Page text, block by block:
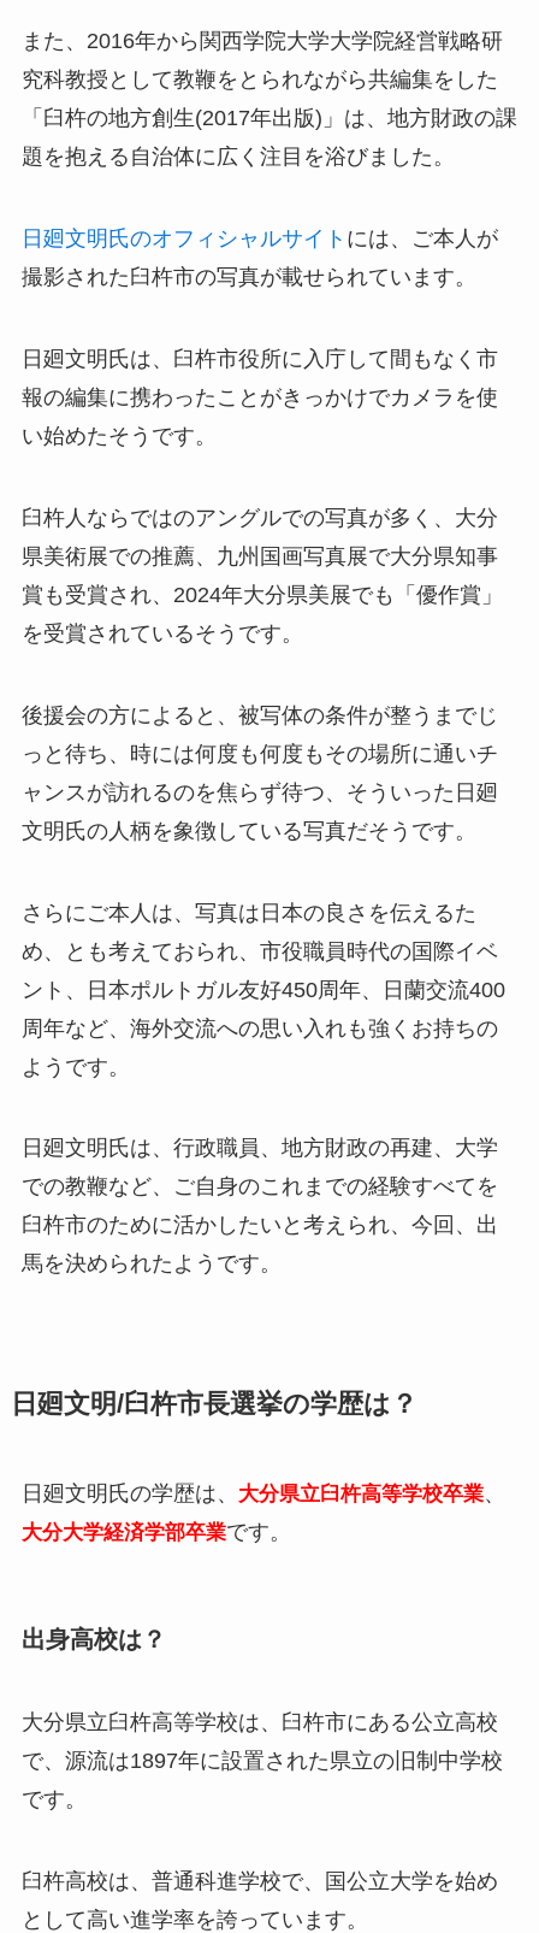
また、2016年から関西学院大学大学院経営戦略研
究科教授として教鞭をとられながら共編集をした
「臼杵の地方創生(2017年出版)」は、地方財政の課
題を抱える自治体に広く注目を浴びました。
日廻文明氏のオフィシャルサイト には、ご本人が
撮影された臼杵市の写真が載せられています。
日廻文明氏は、臼杵市役所に入庁して間もなく市
報の編集に携わったことがきっかけでカメラを使
い始めたそうです。
臼杵人ならではのアングルでの写真が多く、大分
県美術展での推薦、九州国画写真展で大分県知事
賞も受賞され、2024年大分県美展でも「優作賞」
を受賞されているそうです。
後援会の方によると、被写体の条件が整うまでじ
っと待ち、時には何度も何度もその場所に通いチ
ャンスが訪れるのを焦らず待つ、そういった日廻
文明氏の人柄を象徴している写真だそうです。
さらにご本人は、写真は日本の良さを伝えるた
め、とも考えておられ、市役職員時代の国際イベ
ント、日本ポルトガル友好450周年、日蘭交流400
周年など、海外交流への思い入れも強くお持ちの
ようです。
日廻文明氏は、行政職員、地方財政の再建、大学
での教鞭など、ご自身のこれまでの経験すべてを
臼杵市のために活かしたいと考えられ、今回、出
馬を決められたようです。
日廻文明/臼杵市長選挙の学歴は？
日廻文明氏の学歴は、 大分県立臼杵高等学校卒業、
大分大学経済学部卒業です。
出身高校は？
大分県立臼杵高等学校は、臼杵市にある公立高校
で、源流は1897年に設置された県立の旧制中学校
です。
臼杵高校は、普通科進学校で、国公立大学を始め
として高い進学率を誇っています。